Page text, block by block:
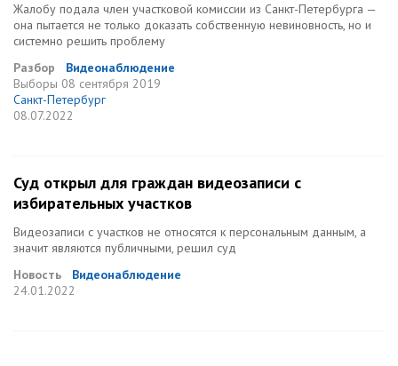
Жалобу подала член участковой комиссии из Санкт-Петербурга —
она пытается не только доказать собственную невиновность, но и
системно решить проблему
Разбор
Видеонаблюдение
Выборы 08 сентября 2019
Санкт-Петербург
08.07.2022
Суд открыл для граждан видеозаписи с
избирательных участков
Видеозаписи с участков не относятся к персональным данным, а
значит являются публичными, решил суд
Новость
Видеонаблюдение
24.01.2022